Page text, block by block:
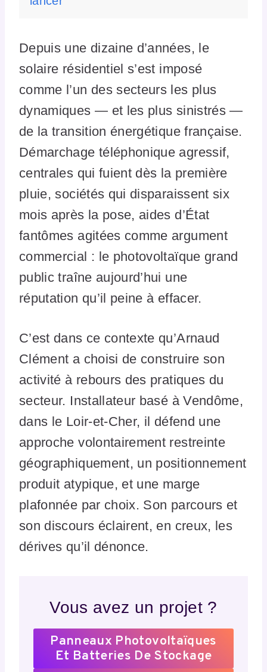
Depuis une dizaine d’années, le
solaire résidentiel s’est imposé
comme l’un des secteurs les plus
dynamiques — et les plus sinistrés —
de la transition énergétique française.
Démarchage téléphonique agressif,
centrales qui fuient dès la première
pluie, sociétés qui disparaissent six
mois après la pose, aides d’État
fantômes agitées comme argument
commercial : le photovoltaïque grand
public traîne aujourd’hui une
réputation qu’il peine à effacer.
C’est dans ce contexte qu’Arnaud
Clément a choisi de construire son
activité à rebours des pratiques du
secteur. Installateur basé à Vendôme,
dans le Loir-et-Cher, il défend une
approche volontairement restreinte
géographiquement, un positionnement
produit atypique, et une marge
plafonnée par choix. Son parcours et
son discours éclairent, en creux, les
dérives qu’il dénonce.
Vous avez un projet ?
Panneaux Photovoltaïques
Et Batteries De Stockage